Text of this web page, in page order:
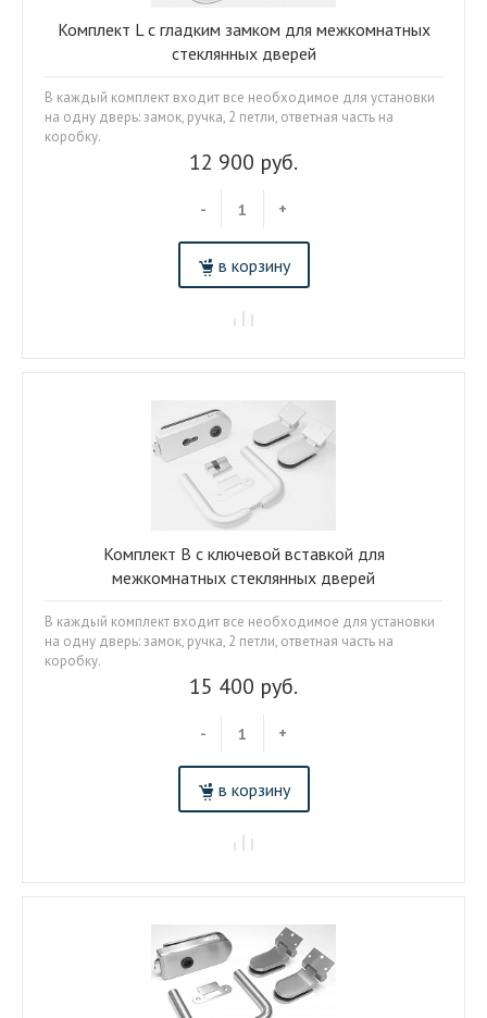
12 900 руб.
- +
в корзину
Комплект L c гладким замком для межкомнатных
стеклянных дверей
В каждый комплект входит все необходимое для установки
на одну дверь: замок, ручка, 2 петли, ответная часть на
коробку.
15 400 руб.
- +
в корзину
Комплект B с ключевой вставкой для
межкомнатных стеклянных дверей
В каждый комплект входит все необходимое для установки
на одну дверь: замок, ручка, 2 петли, ответная часть на
коробку.